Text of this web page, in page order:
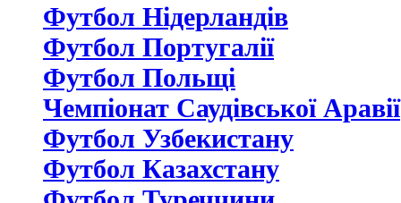
Футбол Нідерландiв
Футбол Португалії
Футбол Польщі
Чемпіонат Саудівської Аравії
Футбол Узбекистану
Футбол Казахстану